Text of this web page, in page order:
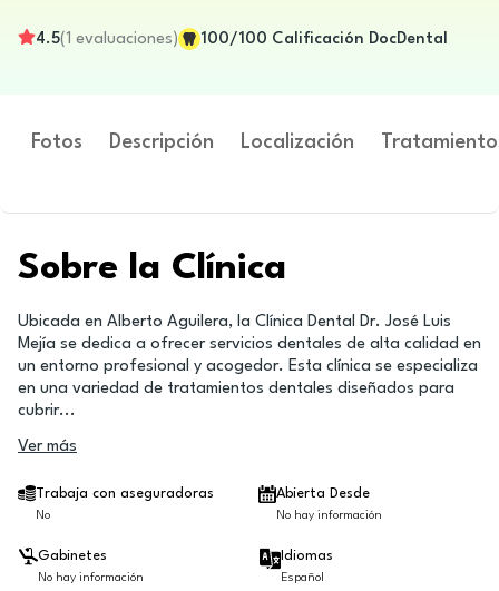
4.5(1 evaluaciones) 100/100 Calificación DocDental
Fotos Descripción Localización
Sobre la Clínica
Ubicada en Alberto Aguilera, la Clínica Dental Dr. José Luis
Mejía se dedica a ofrecer servicios dentales de alta calidad en
un entorno profesional y acogedor. Esta clínica se especializa
en una variedad de tratamientos dentales diseñados para
cubrir...
Ver más
Trabaja con aseguradoras
No
Abierta Desde
No hay información
Gabinetes
No hay información
Idiomas
Español